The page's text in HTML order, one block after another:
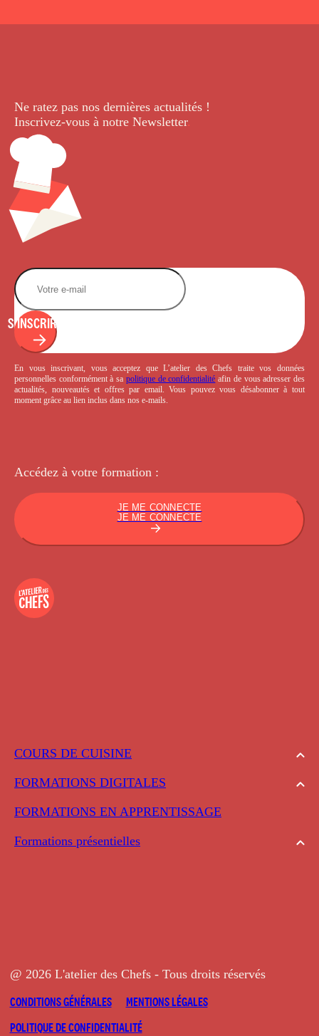
COURS DE CUISINE
FORMATIONS DIGITALES
FORMATIONS EN APPRENTISSAGE
Formations présentielles
Ne ratez pas nos dernières actualités !
Inscrivez-vous à notre Newsletter.
S'INSCRIRE
En vous inscrivant, vous acceptez que L’atelier des Chefs traite vos données
personnelles conformément à sa politique de confidentialité afin de vous adresser des
actualités, nouveautés et offres par email. Vous pouvez vous désabonner à tout
moment grâce au lien inclus dans nos e-mails.
Accédez à votre formation :
JE ME CONNECTE
JE ME CONNECTE
@ 2026 L'atelier des Chefs - Tous droits réservés
CONDITIONS GÉNÉRALES
MENTIONS LÉGALES
POLITIQUE DE CONFIDENTIALITÉ